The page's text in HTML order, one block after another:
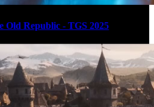
Old Republic - TGS 2025